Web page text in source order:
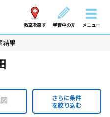
教室を探す 学習中の方 メニュー
結果
さらに条件
を絞り込む